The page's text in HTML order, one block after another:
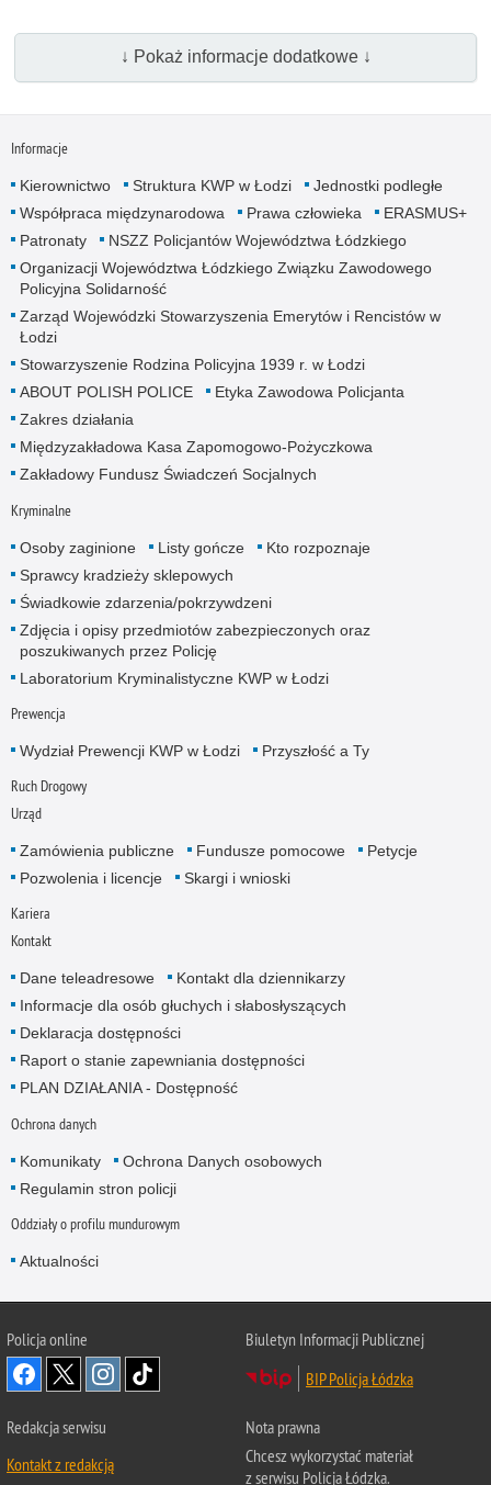
↓ Pokaż informacje dodatkowe ↓
Informacje
Kierownictwo Struktura KWP w Łodzi
Jednostki podległe
Współpraca międzynarodowa
Prawa człowieka
ERASMUS+
Patronaty
NSZZ Policjantów Województwa Łódzkiego
Organizacji Województwa Łódzkiego Związku Zawodowego
Policyjna Solidarność
Zarząd Wojewódzki Stowarzyszenia Emerytów i Rencistów w
Łodzi
Stowarzyszenie Rodzina Policyjna 1939 r. w Łodzi
ABOUT POLISH POLICE
Etyka Zawodowa Policjanta
Zakres działania
Międzyzakładowa Kasa Zapomogowo-Pożyczkowa
Zakładowy Fundusz Świadczeń Socjalnych
Kryminalne
Osoby zaginione Listy gończe
Kto rozpoznaje
Sprawcy kradzieży sklepowych
Świadkowie zdarzenia/pokrzywdzeni
Zdjęcia i opisy przedmiotów zabezpieczonych oraz
poszukiwanych przez Policję
Laboratorium Kryminalistyczne KWP w Łodzi
Prewencja
Wydział Prewencji KWP w Łodzi Przyszłość a Ty
Ruch Drogowy
Urząd
Zamówienia publiczne Fundusze pomocowe
Petycje
Pozwolenia i licencje
Skargi i wnioski
Kariera
Kontakt
Dane teleadresowe
Kontakt dla dziennikarzy
Informacje dla osób głuchych i słabosłyszących
Deklaracja dostępności
Raport o stanie zapewniania dostępności
PLAN DZIAŁANIA - Dostępność
Ochrona danych
Komunikaty
Ochrona Danych osobowych
Regulamin stron policji
Oddziały o profilu mundurowym
Aktualności
Policja online
Biuletyn Informacji Publicznej
BIP Policja Łódzka
Redakcja serwisu
Kontakt z redakcją
Nota prawna
Chcesz wykorzystać materiał
z serwisu Policja Łódzka.